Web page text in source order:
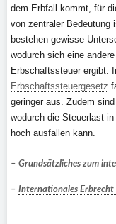
dem Erbfall kommt, für
von zentraler Bedeutung
bestehen gewisse
wodurch sich eine
Erbschaftssteuer ergibt.
Erbschaftssteuergesetz
geringer aus. Zudem
wodurch die Steuerlast
hoch ausfallen kann.
– Grundsätzliches zum
– Internationales Erbrecht